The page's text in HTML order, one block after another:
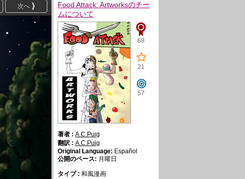
次へ
Food Attack: Artworksのチー
ムについて
68
21
57
著者 : A.C.Puig
翻訳 : A.C.Puig
Original Language: Español
公開のペース: 月曜日
タイプ : 和風漫画